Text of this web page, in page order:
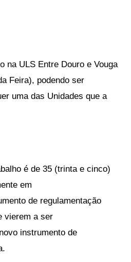
na ULS Entre Douro e Vouga
Feira), podendo ser
uma das Unidades que a
é de 35 (trinta e cinco)
em
de regulamentação
vierem a ser
instrumento de